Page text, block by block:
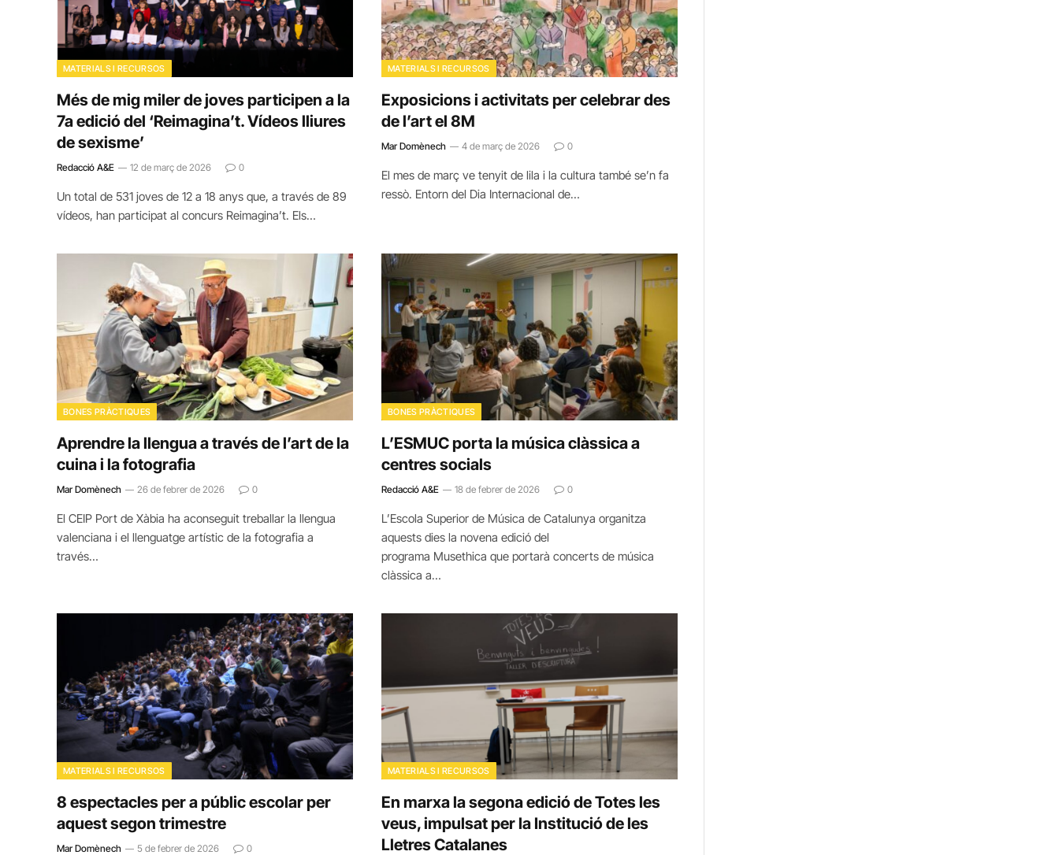
MATERIALS I RECURSOS
Més de mig miler de joves participen a la
7a edició del ‘Reimagina’t. Vídeos lliures
de sexisme’
Redacció A&E 12 de març de 2026 0
Un total de 531 joves de 12 a 18 anys que, a través de 89
vídeos, han participat al concurs Reimagina’t. Els…
MATERIALS I RECURSOS
Exposicions i activitats per celebrar des
de l’art el 8M
Mar Domènech 4 de març de 2026 0
El mes de març ve tenyit de lila i la cultura també se’n fa
ressò. Entorn del Dia Internacional de…
BONES PRÀCTIQUES
Aprendre la llengua a través de l’art de la
cuina i la fotografia
Mar Domènech 26 de febrer de 2026 0
El CEIP Port de Xàbia ha aconseguit treballar la llengua
valenciana i el llenguatge artístic de la fotografia a
través…
BONES PRÀCTIQUES
L’ESMUC porta la música clàssica a
centres socials
Redacció A&E 18 de febrer de 2026 0
L’Escola Superior de Música de Catalunya organitza
aquests dies la novena edició del
programa Musethica que portarà concerts de música
clàssica a…
MATERIALS I RECURSOS
8 espectacles per a públic escolar per
aquest segon trimestre
Mar Domènech 5 de febrer de 2026 0
MATERIALS I RECURSOS
En marxa la segona edició de Totes les
veus, impulsat per la Institució de les
Lletres Catalanes